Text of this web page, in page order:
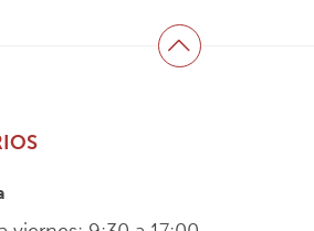
Volver arriba